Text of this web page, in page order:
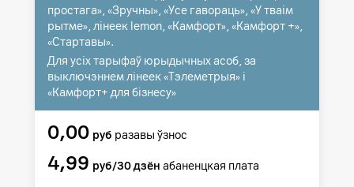
простага», «Зручны», «Усе гавораць», «У тваім
рытме», лінеек lemon, «Камфорт», «Камфорт +»,
«Стартавы».
Для усіх тарыфаў юрыдычных асоб, за
выключэннем лінеек «Тэлеметрыя» і
«Камфорт+ для бізнесу»
0,00 руб разавы ўзнос
4,99 руб/30 дзён абаненцкая плата